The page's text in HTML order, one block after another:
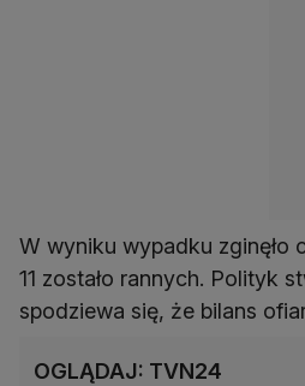
W wyniku wypadku zginęło
11 zostało rannych. Polityk
spodziewa się, że bilans
OGLĄDAJ: TVN24